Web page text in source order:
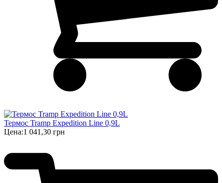
Термос Tramp Expedition Line 0,9L
Цена:1 041,30 грн